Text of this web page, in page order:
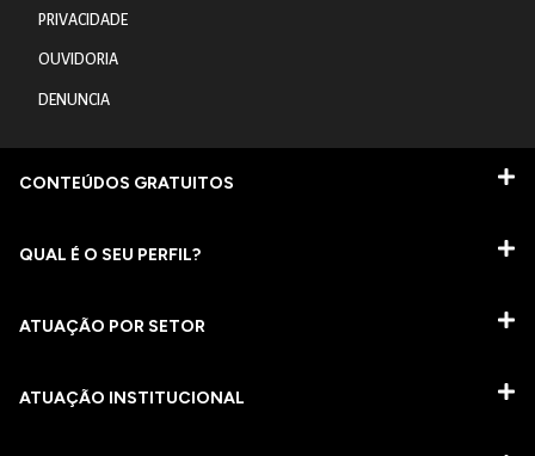
PRIVACIDADE
OUVIDORIA
DENUNCIA
CONTEÚDOS GRATUITOS
QUAL É O SEU PERFIL?
ATUAÇÃO POR SETOR
ATUAÇÃO INSTITUCIONAL